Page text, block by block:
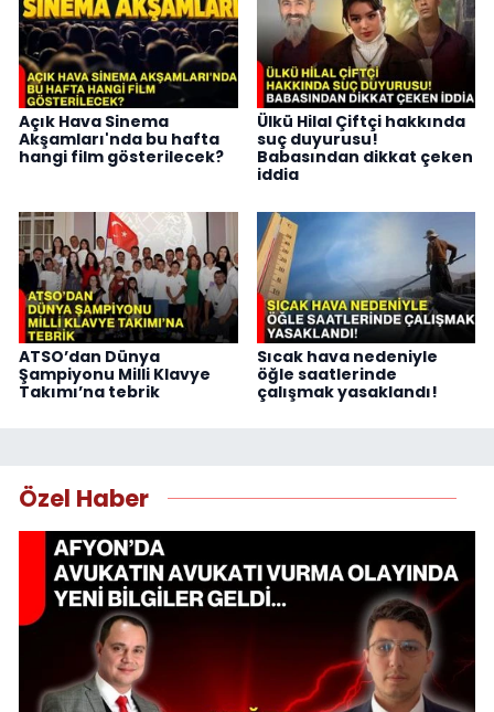
Açık Hava Sinema
Akşamları'nda bu hafta
hangi film gösterilecek?
Ülkü Hilal Çiftçi hakkında
suç duyurusu!
Babasından dikkat çeken
iddia
ATSO’dan Dünya
Şampiyonu Milli Klavye
Takımı’na tebrik
Sıcak hava nedeniyle
öğle saatlerinde
çalışmak yasaklandı!
Özel Haber